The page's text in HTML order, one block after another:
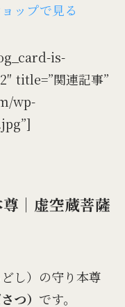
ップで見る
is-
title=”関連記事”
wp-
｜虚空蔵菩薩
し）の守り本尊
つ） です。